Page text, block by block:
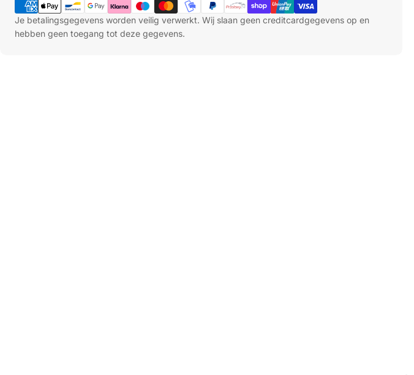
Je betalingsgegevens worden veilig verwerkt. Wij slaan geen creditcardgegevens op en
hebben geen toegang tot deze gegevens.